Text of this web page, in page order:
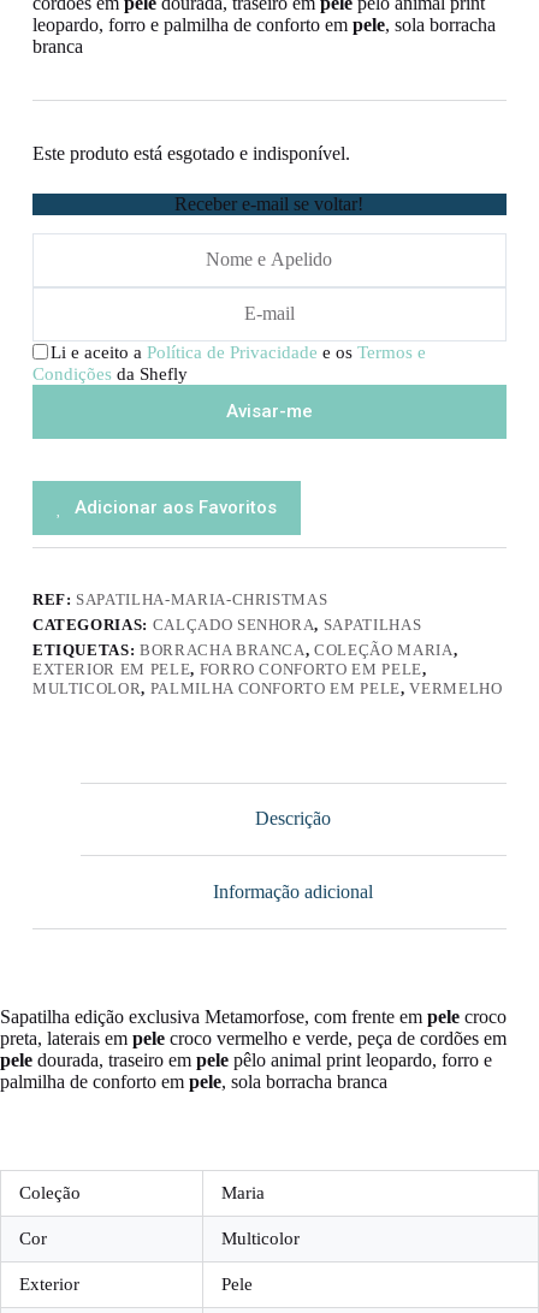
leopardo, forro e palmilha de conforto em pele, sola borracha
branca
Este produto está esgotado e indisponível.
Receber e-mail se voltar!
Li e aceito a Política de Privacidade e os Termos e
Condiçõesda Shefly
Adicionar aos Favoritos
REF: SAPATILHA-MARIA-CHRISTMAS
CATEGORIAS: CALÇADO SENHORA, SAPATILHAS
ETIQUETAS:BORRACHA BRANCA,COLEÇÃO MARIA,
EXTERIOR EM PELE, FORRO CONFORTO EM PELE,
MULTICOLOR, PALMILHA CONFORTO EM PELE,VERMELHO
Descrição
Informação adicional
Sapatilha edição exclusiva Metamorfose, com frente em pele croco
preta, laterais em pele croco vermelho e verde, peça de cordões em
pele dourada, traseiro em pele pêlo animal print leopardo, forro e
palmilha de conforto em pele, sola borracha branca
Coleção Maria
Cor Multicolor
Exterior Pele